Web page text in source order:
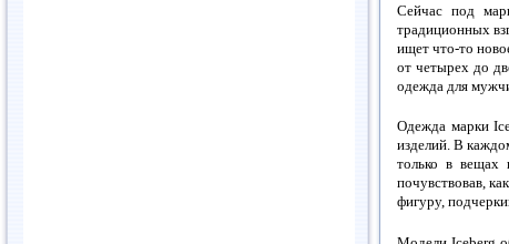
Сейчас под
традиционных
ищет что-то
от четырех до
одежда для
Одежда марки
изделий. В
только в вещах
почувствовав,
фигуру,